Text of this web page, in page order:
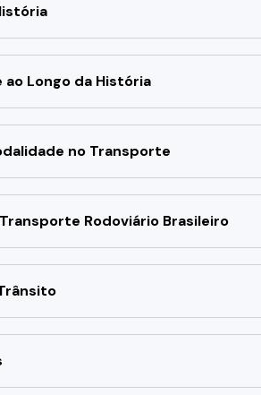
Longo da História
no Transporte
Rodoviário Brasileiro